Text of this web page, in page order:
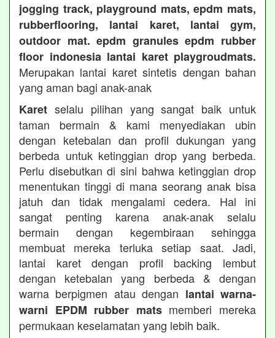
jogging track, playground mats, epdm mats,
rubberflooring, lantai karet, lantai gym,
outdoor mat. epdm granules epdm rubber
floor indonesia lantai karet playgroudmats.
Merupakan lantai karet sintetis dengan bahan
yang aman bagi anak-anak
Karet selalu pilihan yang sangat baik untuk
taman bermain & kami menyediakan ubin
dengan ketebalan dan profil dukungan yang
berbeda untuk ketinggian drop yang berbeda.
Perlu disebutkan di sini bahwa ketinggian drop
menentukan tinggi di mana seorang anak bisa
jatuh dan tidak mengalami cedera. Hal ini
sangat penting karena anak-anak selalu
bermain dengan kegembiraan sehingga
membuat mereka terluka setiap saat. Jadi,
lantai karet dengan profil backing lembut
dengan ketebalan yang berbeda & dengan
warna berpigmen atau dengan lantai warna-
warni EPDM rubber matsmemberi mereka
permukaan keselamatan yang lebih baik.